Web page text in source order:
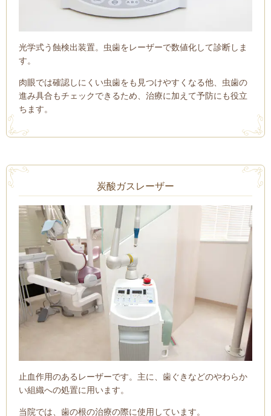
光学式う蝕検出装置。虫歯をレーザーで数値化して診断しま
す。
肉眼では確認しにくい虫歯をも見つけやすくなる他、虫歯の
進み具合もチェックできるため、治療に加えて予防にも役立
ちます。
炭酸ガスレーザー
止血作用のあるレーザーです。主に、歯ぐきなどのやわらか
い組織への処置に用います。
当院では、歯の根の治療の際に使用しています。